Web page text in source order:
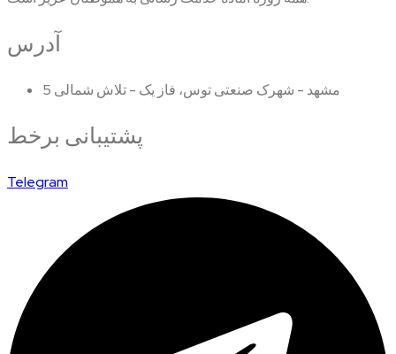
آدرس
مشهد - شهرک صنعتی توس، فاز یک - تلاش شمالی 5
پشتیبانی برخط
Telegram